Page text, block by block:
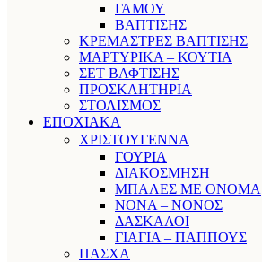
ΓΑΜΟΥ
ΒΑΠΤΙΣΗΣ
ΚΡΕΜΑΣΤΡΕΣ ΒΑΠΤΙΣΗΣ
ΜΑΡΤΥΡΙΚΑ – ΚΟΥΤΙΑ
ΣΕΤ ΒΑΦΤΙΣΗΣ
ΠΡΟΣΚΛΗΤΗΡΙΑ
ΣΤΟΛΙΣΜΟΣ
ΕΠΟΧΙΑΚΑ
ΧΡΙΣΤΟΥΓΕΝΝΑ
ΓΟΥΡΙΑ
ΔΙΑΚΟΣΜΗΣΗ
ΜΠΑΛΕΣ ΜΕ ΟΝΟΜΑ
ΝΟΝΑ – ΝΟΝΟΣ
ΔΑΣΚΑΛΟΙ
ΓΙΑΓΙΑ – ΠΑΠΠΟΥΣ
ΠΑΣΧΑ